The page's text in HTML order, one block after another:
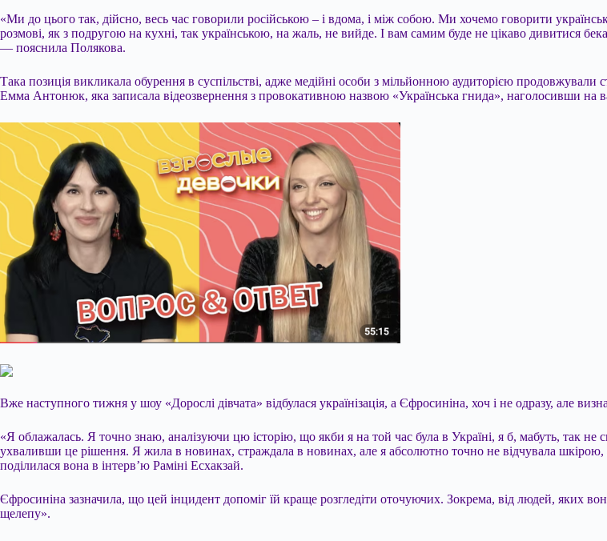
«Ми до цього так, дійсно, весь час говорили російською – і вдома, і між собою. Ми хочемо говорити
розмові, як з подругою на кухні, так українською, на жаль, не вийде. І вам самим буде не цікаво дивитися
— пояснила Полякова.
Така позиція викликала обурення в суспільстві, адже медійні особи з мільйонною аудиторією
Емма Антонюк, яка записала відеозвернення з провокативною назвою «Українська гнида», наголосивши на
Вже наступного тижня у шоу «Дорослі дівчата» відбулася українізація, а Єфросиніна, хоч і не одразу, але
«Я облажалась. Я точно знаю, аналізуючи цю історію, що якби я на той час була в Україні, я б, мабуть, так не
ухваливши це рішення. Я жила в новинах, страждала в новинах, але я абсолютно точно не відчувала
поділилася вона в інтерв’ю Раміні Есхакзай.
Єфросиніна зазначила, що цей інцидент допоміг їй краще розгледіти оточуючих. Зокрема, від людей, яких
щелепу».